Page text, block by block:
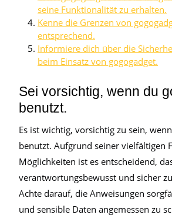
seine Funktionalität zu erhalten.
Kenne die Grenzen von
entsprechend.
Informiere dich über die
beim Einsatz von gogogadget.
Sei vorsichtig, wenn du
benutzt.
Es ist wichtig, vorsichtig zu sein,
benutzt. Aufgrund seiner vielfältigen
Möglichkeiten ist es entscheidend,
verantwortungsbewusst und sicher
Achte darauf, die Anweisungen
und sensible Daten angemessen zu